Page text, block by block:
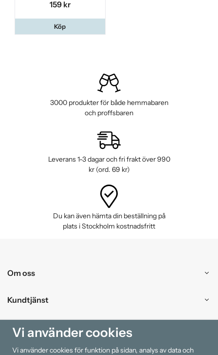
159 kr
Köp
3000 produkter för både hemmabaren
och proffsbaren
Leverans 1-3 dagar och fri frakt över 990
kr (ord. 69 kr)
Du kan även hämta din beställning på
plats i Stockholm kostnadsfritt
Om oss
Kundtjänst
Handla
Vi använder cookies
Vi använder cookies för funktion på sidan, analys av data och